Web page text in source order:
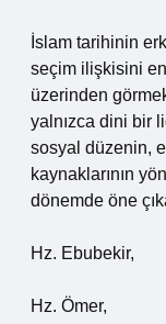
İslam tarihinin
seçim ilişkisini
üzerinden
yalnızca dini bir
sosyal düzenin,
kaynaklarının
dönemde öne
Hz. Ebubekir,
Hz. Ömer,